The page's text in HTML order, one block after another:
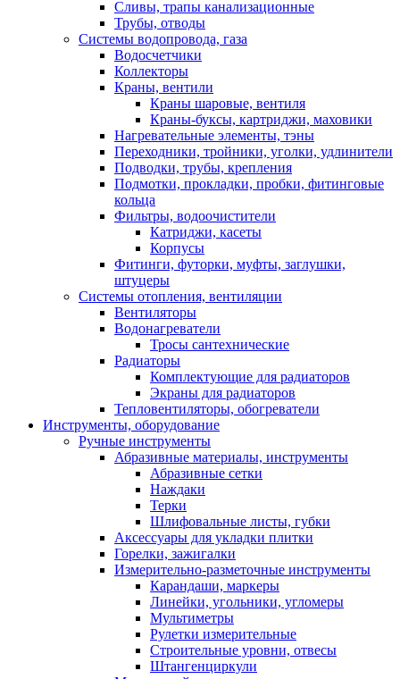
Сливы, трапы канализационные
Трубы, отводы
Системы водопровода, газа
Водосчетчики
Коллекторы
Краны, вентили
Краны шаровые, вентиля
Краны-буксы, картриджи, маховики
Нагревательные элементы, тэны
Переходники, тройники, уголки, удлинители
Подводки, трубы, крепления
Подмотки, прокладки, пробки, фитинговые
кольца
Фильтры, водоочистители
Катриджи, касеты
Корпусы
Фитинги, футорки, муфты, заглушки,
штуцеры
Системы отопления, вентиляции
Вентиляторы
Водонагреватели
Тросы сантехнические
Радиаторы
Комплектующие для радиаторов
Экраны для радиаторов
Тепловентиляторы, обогреватели
Инструменты, оборудование
Ручные инструменты
Абразивные материалы, инструменты
Абразивные сетки
Наждаки
Терки
Шлифовальные листы, губки
Аксессуары для укладки плитки
Горелки, зажигалки
Измерительно-разметочные инструменты
Карандаши, маркеры
Линейки, угольники, угломеры
Мультиметры
Рулетки измерительные
Строительные уровни, отвесы
Штангенциркули